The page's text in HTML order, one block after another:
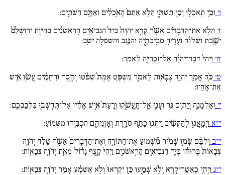
ו׳ וְכִ֥י תֹֽאכְל֖וּ וְכִ֣י תִשְׁתּ֑וּ הֲלֹ֚א אַתֶּם֙ הָאֹ֣כְלִ֔ים וְאַתֶּ֖ם הַשֹּׁתִֽים:
ז׳ הֲלֹ֣א אֶת־הַדְּבָרִ֗ים אֲשֶׁ֨ר קָרָ֚א יְהֹוָה֙ בְּיַד֙ הַנְּבִיאִ֣ים הָרִֽאשֹׁנִ֔ים בִּֽהְי֚וֹת יְרֽוּשָׁלִַ֙ם֙
ישֶׁ֣בֶת וּשְׁלֵוָ֔ה וְעָרֶ֖יהָ סְבִֽיבֹתֶ֑יהָ וְהַנֶּ֥גֶב וְהַשְּׁפֵלָ֖ה יֹשֵֽׁב:
ח׳ וַיְהִי֙ דְּבַר־יְהֹוָ֔ה אֶל־זְכַרְיָ֖ה לֵאמֹֽר:
ט׳ כֹּ֥ה אָמַ֛ר יְהֹוָ֥ה צְבָא֖וֹת לֵאמֹ֑ר מִשְׁפַּ֚ט אֱמֶת֙ שְׁפֹ֔טוּ וְחֶ֣סֶד וְרַֽחֲמִ֔ים עֲשׂ֖וּ אִ֥ישׁ
אֶת־אָחִֽיו:
י׳ וְאַלְמָנָ֧ה וְיָת֛וֹם גֵּ֥ר וְעָנִ֖י אַֽל־תַּֽעֲשֹׁ֑קוּ וְרָעַת֙ אִ֣ישׁ אָחִ֔יו אַל־תַּחְשְׁב֖וּ בִּלְבַבְכֶֽם:
י״א וַיְמָֽאֲנ֣וּ לְהַקְשִׁ֔יב וַיִּתְּנ֥וּ כָתֵ֖ף סֹרָ֑רֶת וְאָזְנֵיהֶ֖ם הִכְבִּ֥ידוּ מִשְּׁמֽוֹעַ:
י״ב וְלִבָּ֞ם שָׂמ֣וּ שָׁמִ֗יר מִ֠שְּׁמוֹעַ אֶת־הַתּוֹרָ֚ה וְאֶת־הַדְּבָרִים֙ אֲשֶׁ֨ר שָׁלַ֜ח יְהֹוָ֚ה
צְבָאוֹת֙ בְּרוּח֔וֹ בְּיַ֖ד הַנְּבִיאִ֣ים הָרִֽאשֹׁנִ֑ים וַיְהִי֙ קֶ֣צֶף גָּד֔וֹל מֵאֵ֖ת יְהֹוָ֥ה צְבָאֽוֹת:
י״ג וַיְהִ֥י כַֽאֲשֶׁר־קָרָ֖א וְלֹ֣א שָׁמֵ֑עוּ כֵּ֚ן יִקְרְאוּ֙ וְלֹ֣א אֶשְׁמָ֔ע אָמַ֖ר יְהֹוָ֥ה צְבָאֽוֹת: